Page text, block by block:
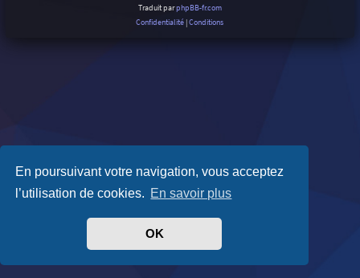
En poursuivant votre navigation, vous acceptez
l’utilisation de cookies. En savoir plus
OK
Traduit parphpBB-fr.com
Confidentialité |Conditions